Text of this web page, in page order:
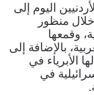
اليوم إلى
منظور
وقمعها
بالإضافة إلى
الأبرياء في
في